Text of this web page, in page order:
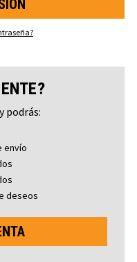
podrás:
envío
deseos